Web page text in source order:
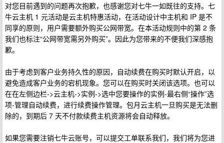
对您目前遇到的问题再次抱歉，也感谢您对七牛一如既往的支持。七
牛云主机 1 元活动是云主机特惠活动，在活动设计中主机和 IP 是不
同享的原则，用户需要额外购买公网带宽。在本活动规则中的第 2 条
我们也标注“公网带宽需另外购买”。因此为您带来的不便我们深感抱
歉。
由于考虑到客户业务持久性的原因，自动续费在购买时默认开启，以
避免造成客户业务的宕机现象。您可以在购买时关闭该选项。也可以
在在左侧边栏->云主机->实例->选中您要操作的实例-最右侧“操作”选
项-管理自动续费，进行续费操作管理。包月云主机一旦购买是无法删
除的，到期后 7 天不付款续费主机资源将会自动释放。
如果您需要注销七牛云账号，可以提交工单联系我们，我们将为您进